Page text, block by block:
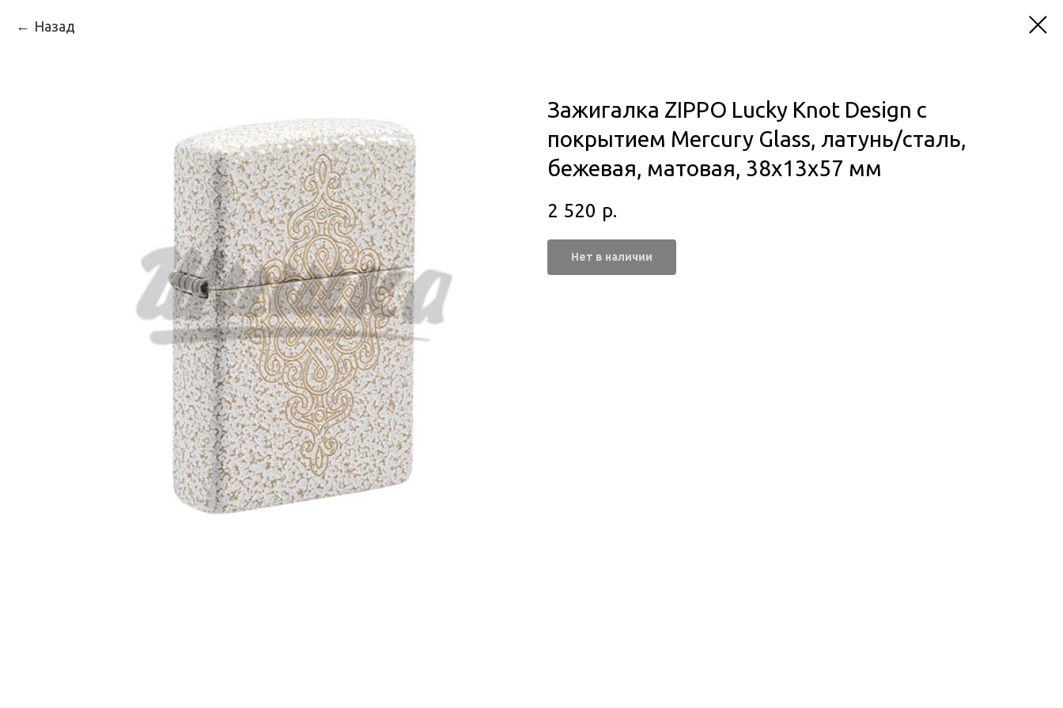
Назад
Зажигалка ZIPPO Lucky Knot Design с
покрытием Mercury Glass, латунь/сталь,
бежевая, матовая, 38x13x57 мм
2 520 р.
Нет в наличии